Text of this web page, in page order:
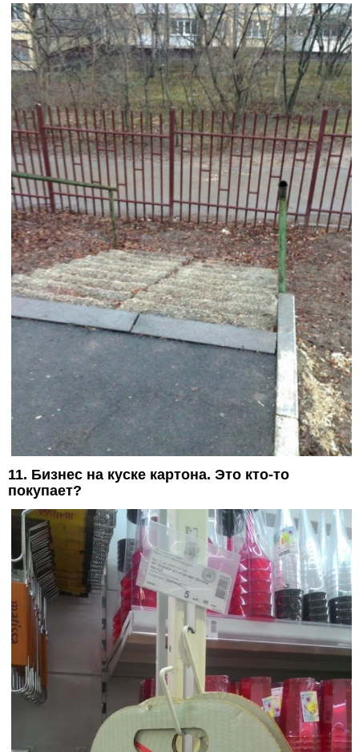
11. Бизнес на куске картона. Это кто-то
покупает?